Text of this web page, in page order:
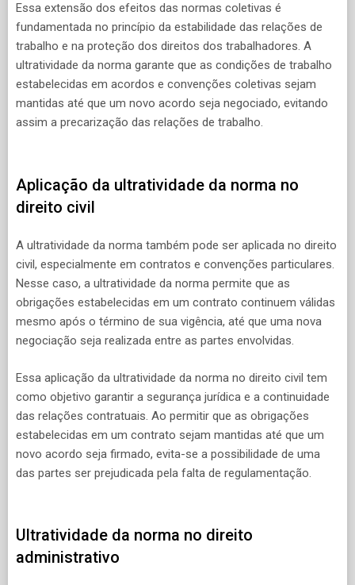
Essa extensão dos efeitos das normas coletivas é
fundamentada no princípio da estabilidade das relações de
trabalho e na proteção dos direitos dos trabalhadores. A
ultratividade da norma garante que as condições de trabalho
estabelecidas em acordos e convenções coletivas sejam
mantidas até que um novo acordo seja negociado, evitando
assim a precarização das relações de trabalho.
Aplicação da ultratividade da norma no
direito civil
A ultratividade da norma também pode ser aplicada no direito
civil, especialmente em contratos e convenções particulares.
Nesse caso, a ultratividade da norma permite que as
obrigações estabelecidas em um contrato continuem válidas
mesmo após o término de sua vigência, até que uma nova
negociação seja realizada entre as partes envolvidas.
Essa aplicação da ultratividade da norma no direito civil tem
como objetivo garantir a segurança jurídica e a continuidade
das relações contratuais. Ao permitir que as obrigações
estabelecidas em um contrato sejam mantidas até que um
novo acordo seja firmado, evita-se a possibilidade de uma
das partes ser prejudicada pela falta de regulamentação.
Ultratividade da norma no direito
administrativo